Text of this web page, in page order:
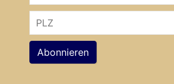
Abonnieren